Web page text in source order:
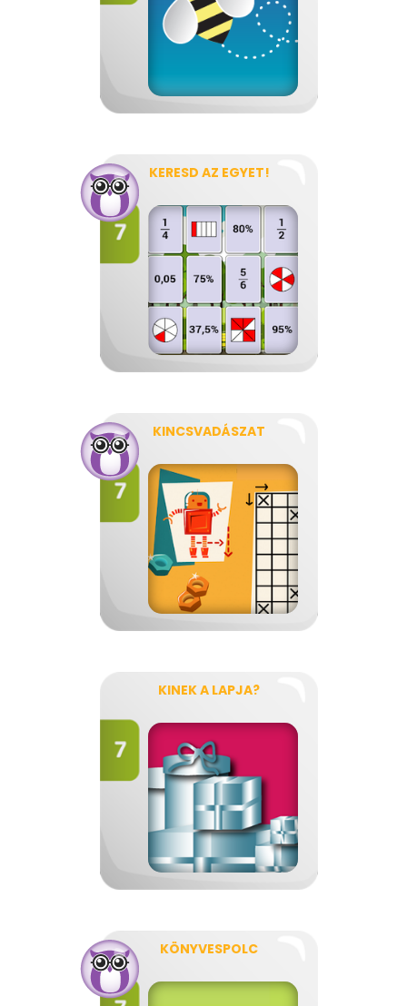
KERESD AZ EGYET!
KINCSVADÁSZAT
KINEK A LAPJA?
KÖNYVESPOLC